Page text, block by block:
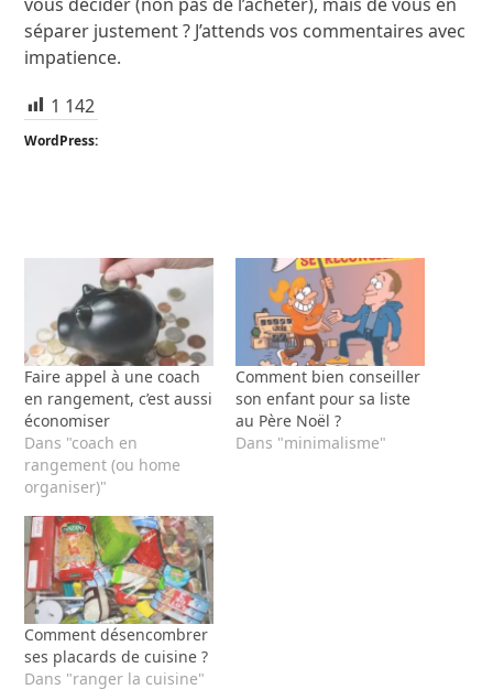
séparer justement ? J’attends vos commentaires avec
impatience.
1 142
WordPress:
Faire appel à une coach
en rangement, c’est aussi
économiser
Dans "coach en
rangement (ou home
organiser)"
Comment bien conseiller
son enfant pour sa liste
au Père Noël ?
Dans "minimalisme"
Comment désencombrer
ses placards de cuisine ?
Dans "ranger la cuisine"